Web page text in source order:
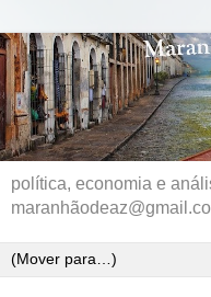
política, economia e